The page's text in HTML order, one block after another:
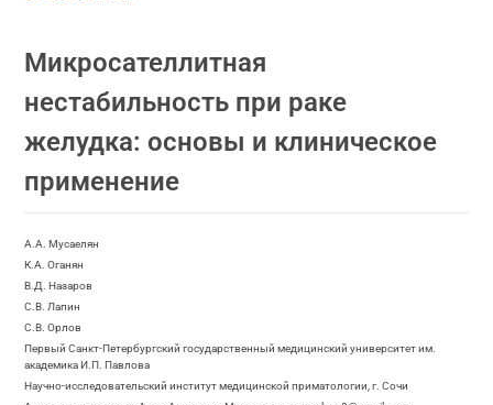
Микросателлитная
нестабильность при раке
желудка: основы и клиническое
применение
А.А. Мусаелян
К.А. Оганян
В.Д. Назаров
С.В. Лапин
С.В. Орлов
Первый Санкт-Петербургский государственный медицинский университет им.
академика И.П. Павлова
Научно-исследовательский институт медицинской приматологии, г. Сочи